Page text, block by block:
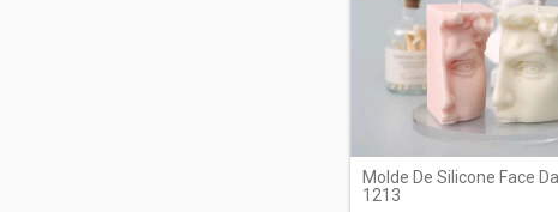
Molde De Silicone Face
1213